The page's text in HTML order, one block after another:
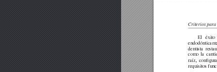
Criterios para
El
éxito
dentista
como la
raíz,
requisitos